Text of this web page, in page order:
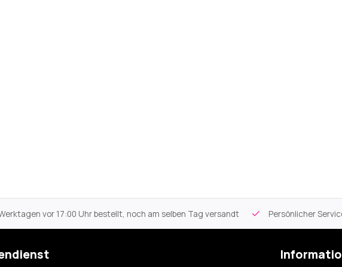
vor 17:00 Uhr bestellt, noch am selben Tag versandt Persönlicher